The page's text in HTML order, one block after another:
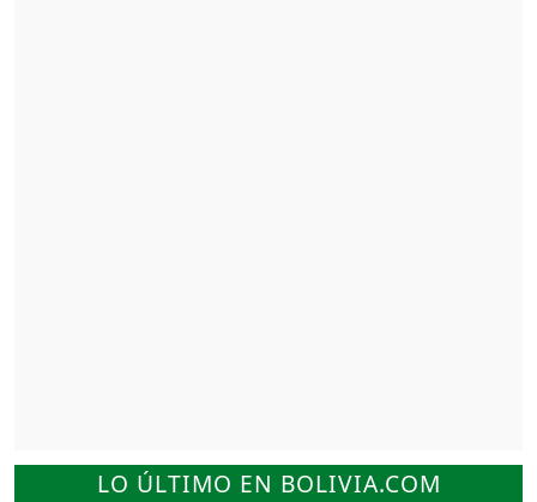
LO ÚLTIMO EN BOLIVIA.COM